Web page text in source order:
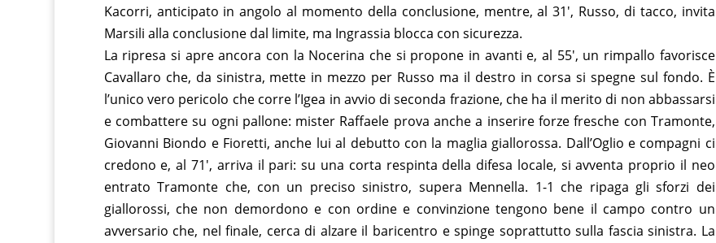
Kacorri, anticipato in angolo al momento della conclusione, mentre, al 31′, Russo, di tacco, invita
Marsili alla conclusione dal limite, ma Ingrassia blocca con sicurezza.
La ripresa si apre ancora con la Nocerina che si propone in avanti e, al 55′, un rimpallo favorisce
Cavallaro che, da sinistra, mette in mezzo per Russo ma il destro in corsa si spegne sul fondo. È
l’unico vero pericolo che corre l’Igea in avvio di seconda frazione, che ha il merito di non abbassarsi
e combattere su ogni pallone: mister Raffaele prova anche a inserire forze fresche con Tramonte,
Giovanni Biondo e Fioretti, anche lui al debutto con la maglia giallorossa. Dall’Oglio e compagni ci
credono e, al 71′, arriva il pari: su una corta respinta della difesa locale, si avventa proprio il neo
entrato Tramonte che, con un preciso sinistro, supera Mennella. 1-1 che ripaga gli sforzi dei
giallorossi, che non demordono e con ordine e convinzione tengono bene il campo contro un
avversario che, nel finale, cerca di alzare il baricentro e spinge soprattutto sulla fascia sinistra. La